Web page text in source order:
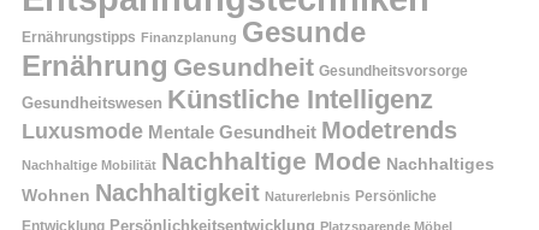
Ernährungstipps Finanzplanung Gesunde
Ernährung Gesundheit Gesundheitsvorsorge
Gesundheitswesen Künstliche Intelligenz
Luxusmode Mentale Gesundheit Modetrends
Nachhaltige Mobilität Nachhaltige Mode Nachhaltiges
Wohnen Nachhaltigkeit Naturerlebnis Persönliche
Entwicklung Persönlichkeitsentwicklung Platzsparende Möbel